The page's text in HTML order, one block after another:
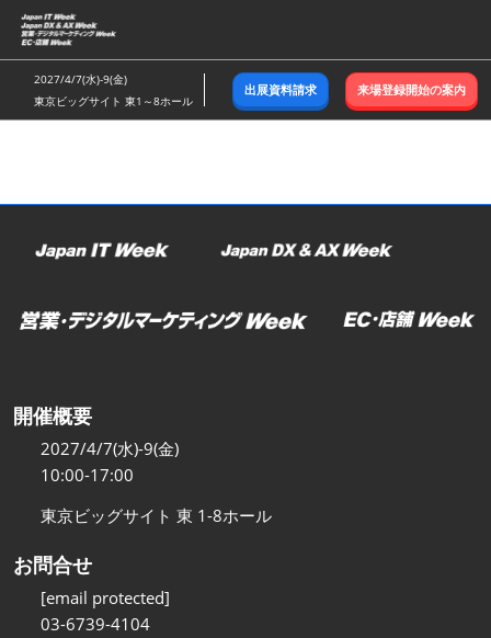
ス
キ
ッ
し
む
2027/4/7(水)-9(金)
東京ビッグサイト 東1～8ホール
出展資料請求 来場登録開始の案内
開催概要
2027/4/7(水)-9(金)
10:00-17:00
東京ビッグサイト 東 1-8ホール
お問合せ
[email protected]
03-6739-4104